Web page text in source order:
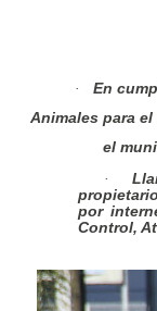
·
En
Animales para
el
·
por
Control,